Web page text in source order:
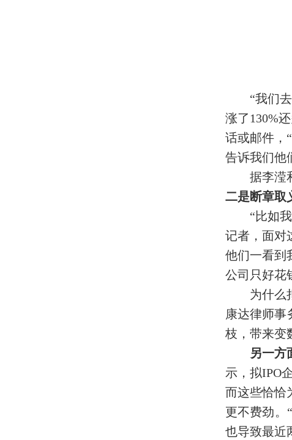
“我们
涨了130%
话或邮件，
告诉我们他
据李滢
二是断章取
“比如
记者，面对
他们一看到
公司只好花
为什么
康达律师事
枝，带来变
另一方
示，拟IPO
而这些恰恰
更不费劲。
也导致最近